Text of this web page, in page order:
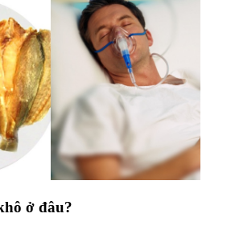
ở đâu?